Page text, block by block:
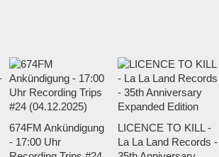
674FM Ankündigung
- 17:00 Uhr
LICENCE TO KILL -
La La Land Records -